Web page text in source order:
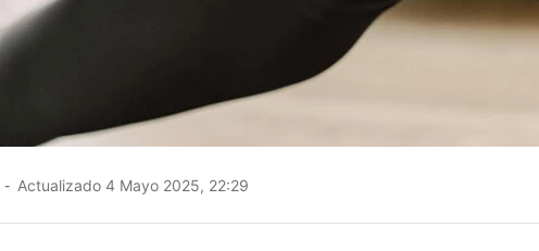
Actualizado 4 Mayo 2025, 22:29